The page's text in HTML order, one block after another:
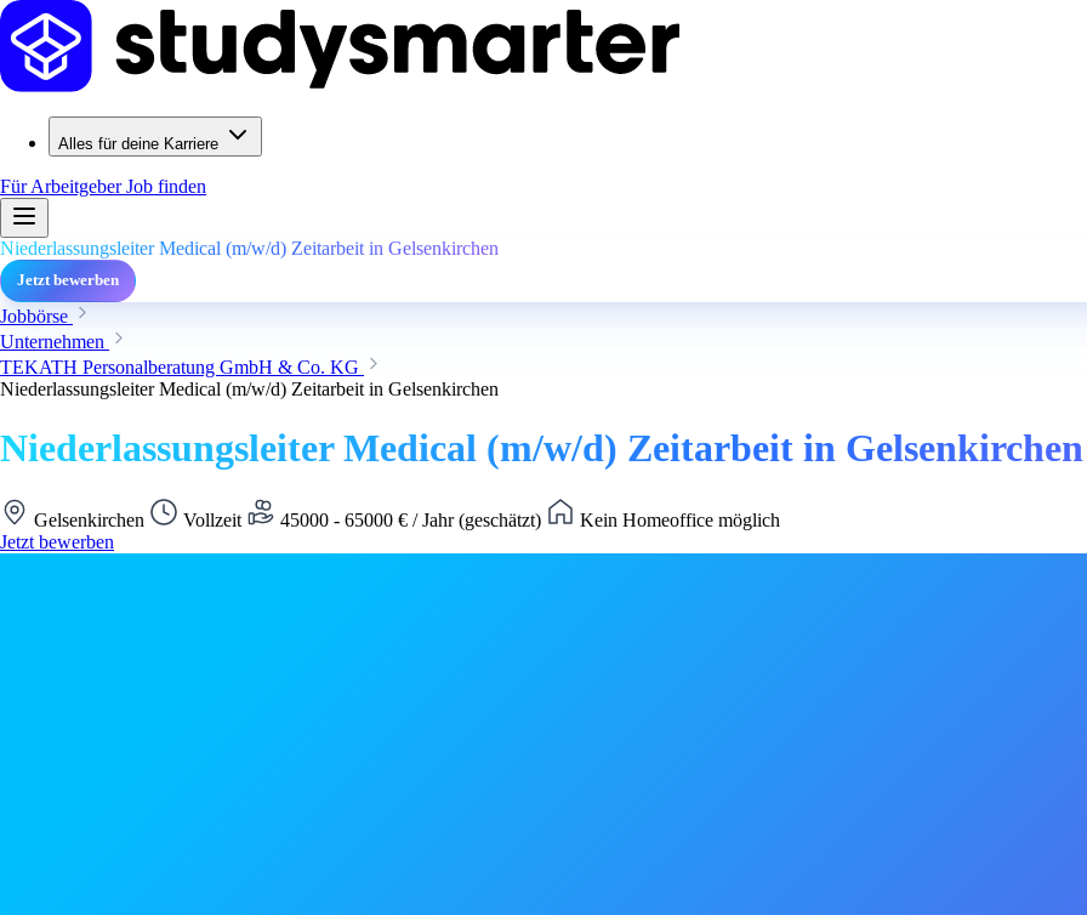
Alles für deine Karriere
Für ArbeitgeberJob finden
Niederlassungsleiter Medical (m/w/d) Zeitarbeit in Gelsenkirchen
Jetzt bewerben
Jobbörse
Unternehmen
TEKATH Personalberatung GmbH & Co. KG
Niederlassungsleiter Medical (m/w/d) Zeitarbeit in Gelsenkirchen
Niederlassungsleiter Medical (m/w/d) Zeitarbeit in Gelsenkirchen
Gelsenkirchen Vollzeit 45000 - 65000 € / Jahr (geschätzt)
Kein Homeoffice möglich
Jetzt bewerben